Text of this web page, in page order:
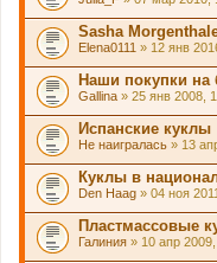
Sasha
Elena0111 » 12 янв
Наши покупки на
Gallina » 25 янв 2008,
Испанские куклы
Не наигралась » 13
Куклы в
Den Haag » 04 ноя
Пластмассовые
Галиния » 10 апр